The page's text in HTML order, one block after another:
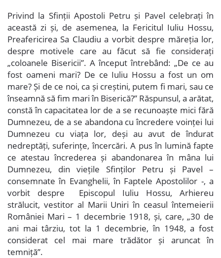
Privind la Sfinții Apostoli Petru și Pavel celebrați în
această zi și, de asemenea, la Fericitul Iuliu Hossu,
Preafericirea Sa Claudiu a vorbit despre măreția lor,
despre motivele care au făcut să fie considerați
„coloanele Bisericii”. A început întrebând: „De ce au
fost oameni mari? De ce Iuliu Hossu a fost un om
mare? Și de ce noi, ca și creștini, putem fi mari, sau ce
înseamnă să fim mari în Biserică?” Răspunsul, a arătat,
constă în capacitatea lor de a se recunoaște mici fără
Dumnezeu, de a se abandona cu încredere voinței lui
Dumnezeu cu viața lor, deși au avut de îndurat
nedreptăți, suferințe, încercări. A pus în lumină fapte
ce atestau încrederea și abandonarea în mâna lui
Dumnezeu, din viețile Sfinților Petru și Pavel –
consemnate în Evanghelii, în Faptele Apostolilor -, a
vorbit despre Episcopul Iuliu Hossu, Arhiereu
strălucit, vestitor al Marii Uniri în ceasul întemeierii
României Mari – 1 decembrie 1918, și, care, „30 de
ani mai târziu, tot la 1 decembrie, în 1948, a fost
considerat cel mai mare trădător și aruncat în
temniță”.